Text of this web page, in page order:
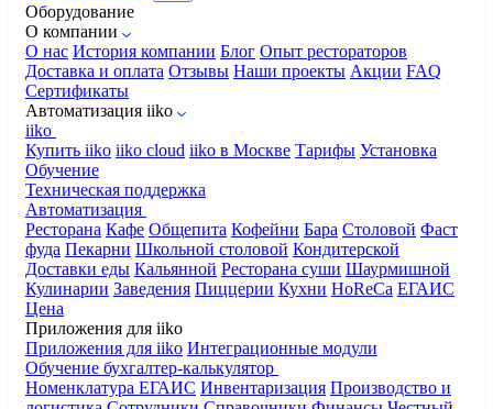
Оборудование
О компании
О нас История компании Блог Опыт рестораторов
Доставка и оплата Отзывы Наши проекты Акции FAQ
Сертификаты
Автоматизация iiko
iiko
Купить iiko iiko cloud iiko в Москве Тарифы Установка
Обучение
Техническая поддержка
Автоматизация
Ресторана Кафе Общепита Кофейни Бара Столовой Фаст
фуда Пекарни Школьной столовой Кондитерской
Доставки еды Кальянной Ресторана суши Шаурмишной
Кулинарии Заведения Пиццерии Кухни HoReCa ЕГАИС
Цена
Приложения для iiko
Приложения для iiko Интеграционные модули
Обучение бухгалтер-калькулятор
Номенклатура ЕГАИС Инвентаризация Производство и